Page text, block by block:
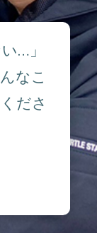
…」
なこ
ださ